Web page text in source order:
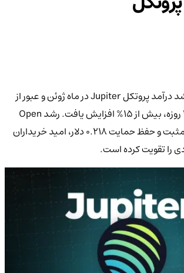
قیمت JUP پس از رشد درآمد پروتکل Jupiter در ماه ژوئن و عبور از
میانگین متحرک 200 روزه، بیش از 15% افزایش یافت. رشد Open
Interest، فاندینگ مثبت و حفظ حمایت 0.218 دلار، امید خریداران
را تقویت کرده است.